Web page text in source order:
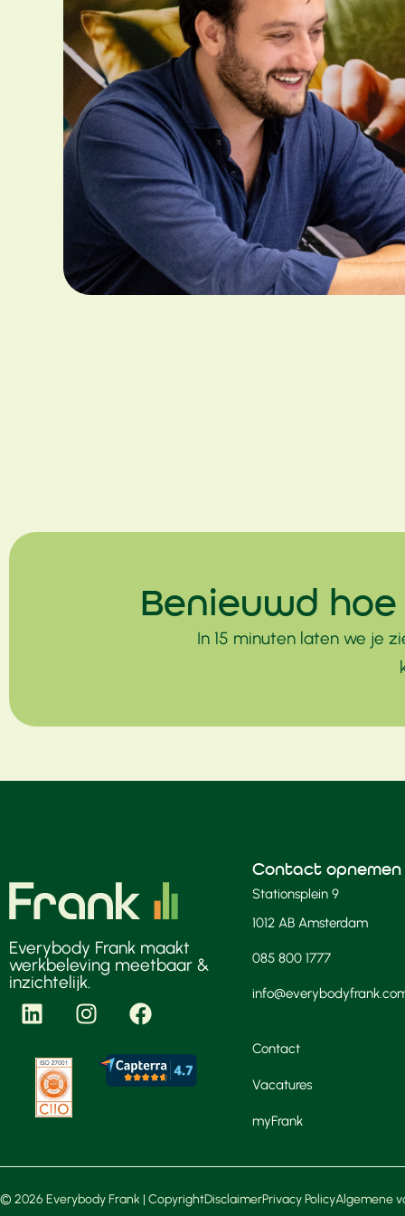
Benieuwd
In 15 minuten laten we je
Everybody Frank maakt
werkbeleving meetbaar &
inzichtelijk.
Contact opnemen
Stationsplein 9
1012 AB Amsterdam
085 800 1777
Contact
Vacatures
myFrank
© 2026 Everybody Frank | CopyrightDisclaimerPrivacy PolicyAlgemene